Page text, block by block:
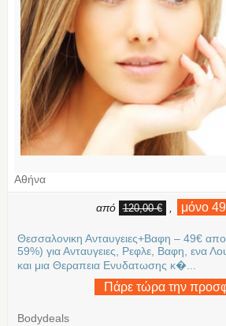
Αθήνα
από 120,00 € μόνο
Θεσσαλονικη Ανταυγειες+Βαφη – 49€
59%) για Ανταυγειες, Ρεφλε, Βαφη, ενα
και μια Θεραπεια Ενυδατωσης κ�...
Πάρε τώρα την
Bodydeals